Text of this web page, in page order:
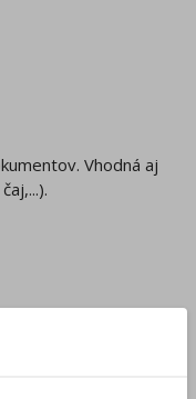
Vhodná aj